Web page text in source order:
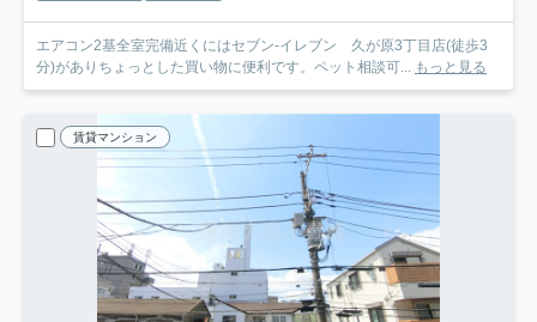
エアコン2基全室完備近くにはセブン-イレブン 久が原3丁目店(徒歩3
分)がありちょっとした買い物に便利です。ペット相談可... もっと見る
賃貸マンション